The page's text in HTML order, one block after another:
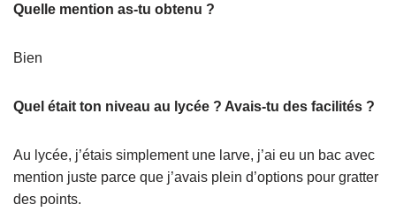
Quelle mention as-tu obtenu ?
Bien
Quel était ton niveau au lycée ? Avais-tu des facilités ?
Au lycée, j’étais simplement une larve, j’ai eu un bac avec
mention juste parce que j’avais plein d’options pour gratter
des points.